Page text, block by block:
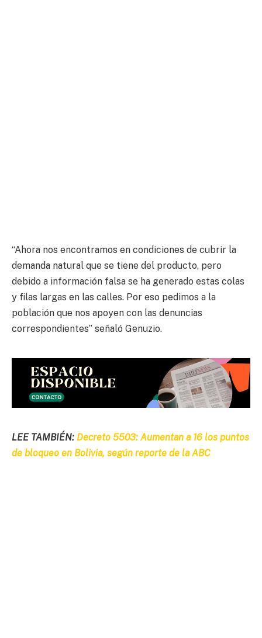
“Ahora nos encontramos en condiciones de cubrir la
demanda natural que se tiene del producto, pero
debido a información falsa se ha generado estas colas
y filas largas en las calles. Por eso pedimos a la
población que nos apoyen con las denuncias
correspondientes” señaló Genuzio.
LEE TAMBIÉN: Decreto 5503: Aumentan a 16 los puntos
de bloqueo en Bolivia, según reporte de la ABC